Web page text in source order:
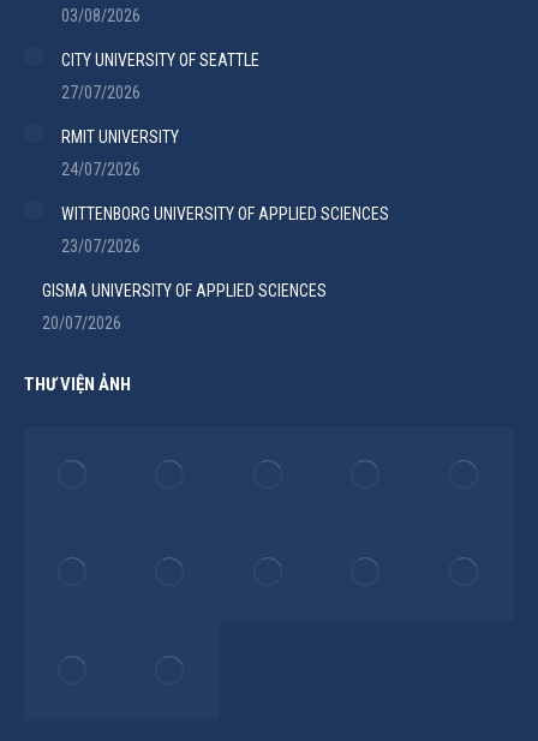
03/08/2026
CITY UNIVERSITY OF SEATTLE
27/07/2026
RMIT UNIVERSITY
24/07/2026
WITTENBORG UNIVERSITY OF APPLIED SCIENCES
23/07/2026
GISMA UNIVERSITY OF APPLIED SCIENCES
20/07/2026
THƯ VIỆN ẢNH